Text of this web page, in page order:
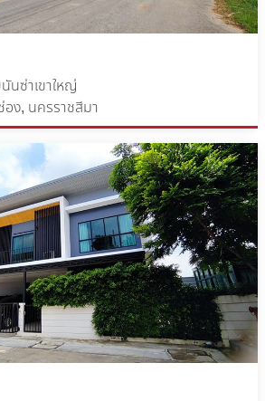
นซ่าเขาใหญ่
ง, นครราชสีมา